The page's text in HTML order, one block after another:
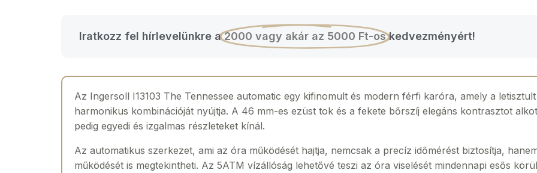
Iratkozz fel hírlevelünkre a2000 vagy akár az 5000 Ft-os kedvezményért!
Az Ingersoll I13103 The Tennessee automatic egy kifinomult és modern férfi karóra, amely a
harmonikus kombinációját nyújtja. A 46 mm-es ezüst tok és a fekete bőrszíj elegáns kontrasztot
pedig egyedi és izgalmas részleteket kínál.
Az automatikus szerkezet, ami az óra működését hajtja, nemcsak a precíz időmérést biztosítja,
működését is megtekintheti. Az 5ATM vízállóság lehetővé teszi az óra viselését mindennapi esős